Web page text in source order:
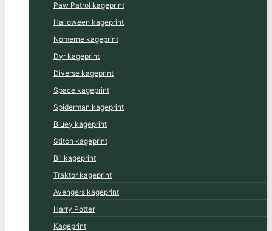
Paw Patrol kageprint
Halloween kageprint
Nomerne kageprint
Dyr kageprint
Diverse kageprint
Space kageprint
Spiderman kageprint
Bluey kageprint
Stitch kageprint
Bil kageprint
Traktor kageprint
Avengers kageprint
Harry Potter
Kageprint